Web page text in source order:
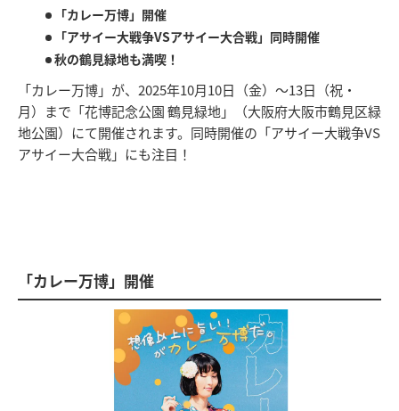
「カレー万博」開催
「アサイー大戦争VSアサイー大合戦」同時開催
秋の鶴見緑地も満喫！
「カレー万博」が、2025年10月10日（金）～13日（祝・
月）まで「花博記念公園 鶴見緑地」（大阪府大阪市鶴見区緑
地公園）にて開催されます。同時開催の「アサイー大戦争VS
アサイー大合戦」にも注目！
「カレー万博」開催